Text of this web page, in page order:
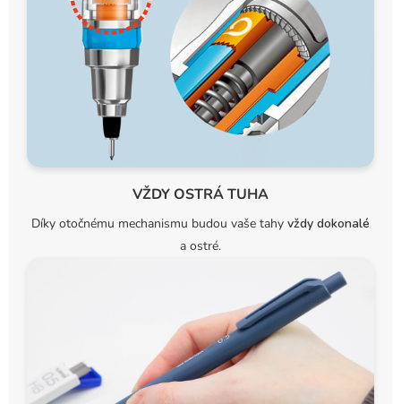
VŽDY OSTRÁ TUHA
Díky otočnému mechanismu budou vaše tahy vždy dokonalé
a ostré.